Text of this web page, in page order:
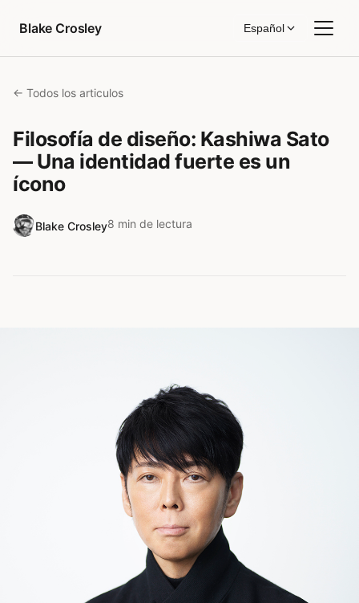
Blake Crosley
Español
← Todos los articulos
Filosofía de diseño: Kashiwa Sato
— Una identidad fuerte es un
ícono
Blake Crosley8 min de lectura